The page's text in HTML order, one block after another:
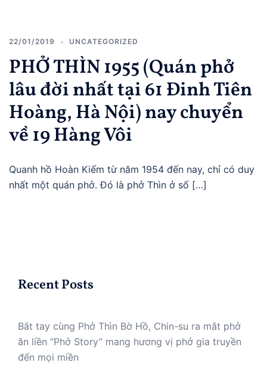
22/01/2019 UNCATEGORIZED
PHỞ THÌN 1955 (Quán phở
lâu đời nhất tại 61 Đinh Tiên
Hoàng, Hà Nội) nay chuyển
về 19 Hàng Vôi
Quanh hồ Hoàn Kiếm từ năm 1954 đến nay, chỉ có duy
nhất một quán phở. Đó là phở Thìn ở số […]
Recent Posts
Bắt tay cùng Phở Thìn Bờ Hồ, Chin-su ra mắt phở
ăn liền “Phở Story” mang hương vị phở gia truyền
đến mọi miền